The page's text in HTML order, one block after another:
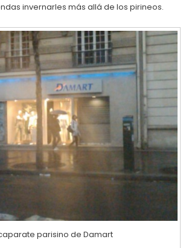
invernarles más allá de los pirineos.
parisino de Damart